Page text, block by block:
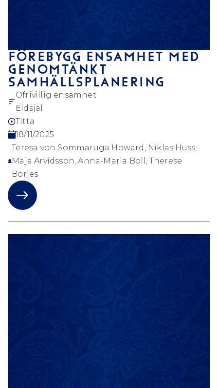
FÖREBYGG ENSAMHET MED
GENOMTÄNKT
SAMHÄLLSPLANERING
Ofrivillig ensamhet
Eldsjäl
Titta
18/11/2025
Teresa von Sommaruga Howard, Niklas Huss,
Maja Arvidsson, Anna-Maria Boll, Therese
Börjes